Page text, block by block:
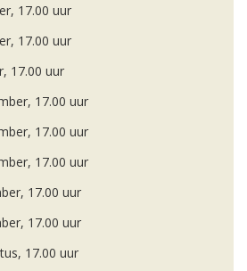
17.00 uur
17.00 uur
17.00 uur
17.00 uur
17.00 uur
17.00 uur
17.00 uur
17.00 uur
17.00 uur